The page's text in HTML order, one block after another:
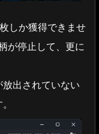
しか獲得できませ
が停止して、更に
出されていない